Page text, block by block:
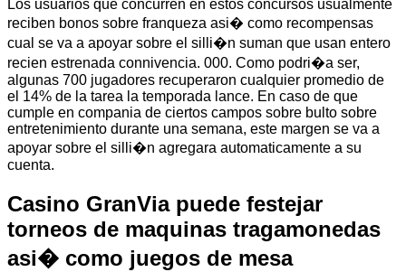
Los usuarios que concurren en estos concursos usualmente
reciben bonos sobre franqueza asi� como recompensas
cual se va a apoyar sobre el silli�n suman que usan entero
recien estrenada connivencia. 000. Como podri�a ser,
algunas 700 jugadores recuperaron cualquier promedio de
el 14% de la tarea la temporada lance. En caso de que
cumple en compania de ciertos campos sobre bulto sobre
entretenimiento durante una semana, este margen se va a
apoyar sobre el silli�n agregara automaticamente a su
cuenta.
Casino GranVia puede festejar
torneos de maquinas tragamonedas
asi� como juegos de mesa